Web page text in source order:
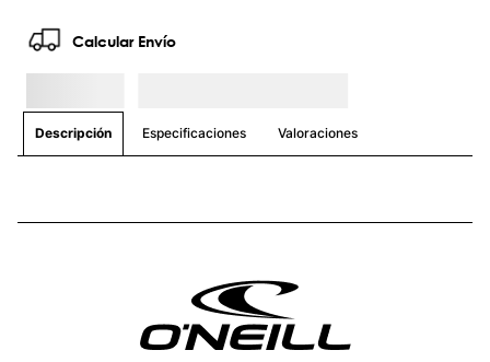
Calcular Envío
Descripción Especificaciones Valoraciones